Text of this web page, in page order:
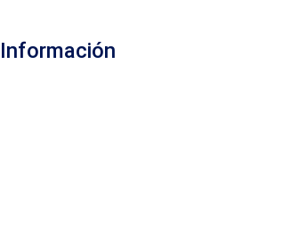
Información